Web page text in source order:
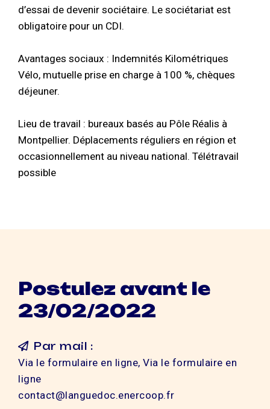
d’essai de devenir sociétaire. Le sociétariat est
obligatoire pour un CDI.
Avantages sociaux : Indemnités Kilométriques
Vélo, mutuelle prise en charge à 100 %, chèques
déjeuner.
Lieu de travail : bureaux basés au Pôle Réalis à
Montpellier. Déplacements réguliers en région et
occasionnellement au niveau national. Télétravail
possible
Postulez avant le
23/02/2022
Par mail :
Via le formulaire en ligne, Via le formulaire en
ligne
contact@languedoc.enercoop.fr